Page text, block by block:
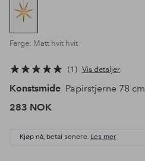
Farge: Matt hvit hvit
1 Vis detaljer
Konstsmide Papirstjerne 78 cm
283 NOK
Kjøp nå, betal senere. Les mer